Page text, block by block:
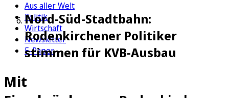
Aus aller Welt
Politik
Wirtschaft
Newsletter
E-Paper
Nord-Süd-Stadtbahn:
Rodenkirchener Politiker
stimmen für KVB-Ausbau
Mit